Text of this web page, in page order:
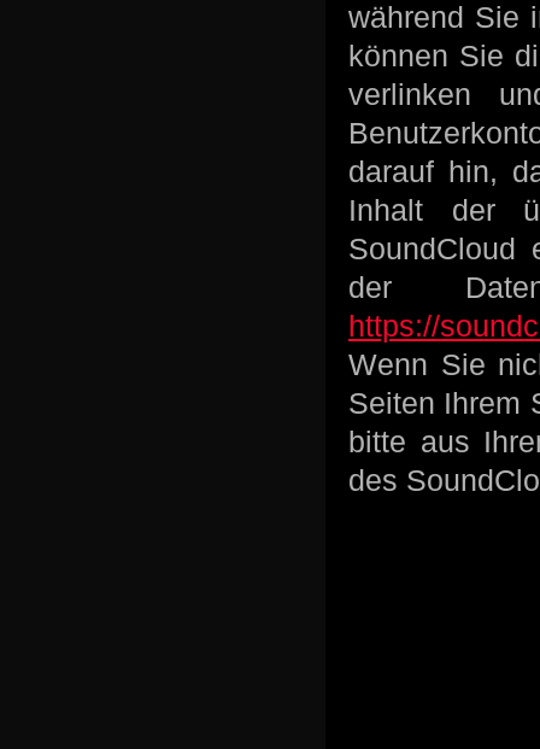
während Sie
können Sie
verlinken
darauf hin,
Inhalt der
SoundCloud
der
https://
Wenn Sie
Seiten Ihrem
bitte aus
des